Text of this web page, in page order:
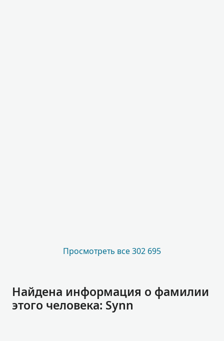
Просмотреть все 302 695
Найдена информация о фамилии
этого человека: Synn